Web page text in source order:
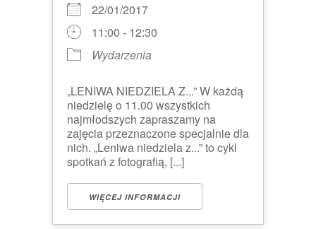
22/01/2017
11:00 - 12:30
Wydarzenia
„LENIWA NIEDZIELA Z...” W każdą
niedzielę o 11.00 wszystkich
najmłodszych zapraszamy na
zajęcia przeznaczone specjalnie dla
nich. „Leniwa niedziela z...” to cykl
spotkań z fotografią, [...]
WIĘCEJ INFORMACJI